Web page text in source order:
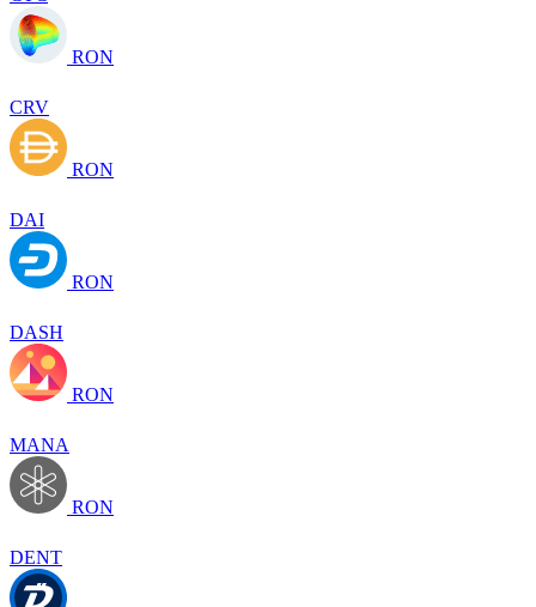
RON
CRV
RON
DAI
RON
DASH
RON
MANA
RON
DENT